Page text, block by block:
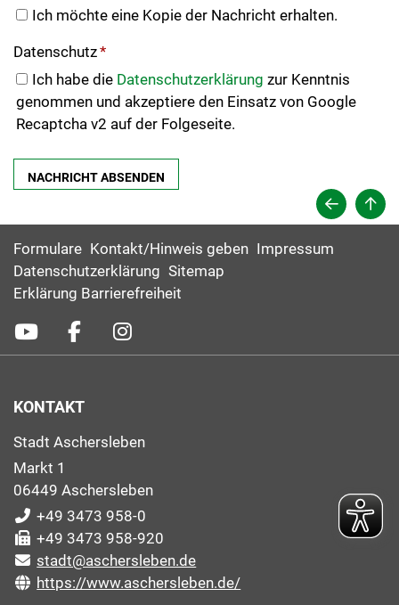
Ich möchte eine Kopie der Nachricht erhalten.
Datenschutz*
Ich habe die Datenschutzerklärung zur Kenntnis
genommen und akzeptiere den Einsatz von Google
Recaptcha v2 auf der Folgeseite.
Formulare Kontakt/Hinweis geben Impressum
Datenschutzerklärung Sitemap
Erklärung Barrierefreiheit
KONTAKT
Stadt Aschersleben
Markt 1
06449 Aschersleben
+49 3473 958-0
+49 3473 958-920
stadt@aschersleben.de
https://www.aschersleben.de/